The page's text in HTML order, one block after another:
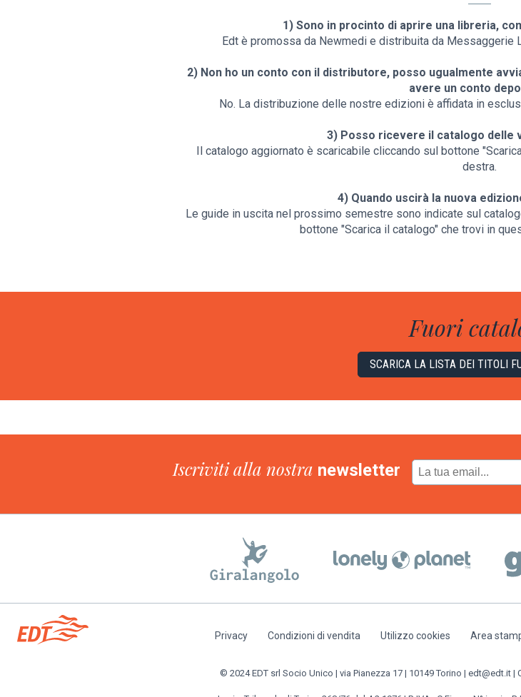
1) Sono in procinto di aprire una libreria,
Edt è promossa da Newmedi e distribuita da
2) Non ho un conto con il distributore, posso ugualmente
avere un conto
No. La distribuzione delle nostre edizioni è affidata in
3) Posso ricevere il catalogo delle
Il catalogo aggiornato è scaricabile cliccando sul bottone
destra.
4) Quando uscirà la nuova
Le guide in uscita nel prossimo semestre sono indicate sul
bottone "Scarica il catalogo" che trovi in
Fuori
SCARICA LA LISTA DEI TITOLI
Iscriviti alla nostra newsletter
Privacy Condizioni di vendita Utilizzo cookies Area
© 2024 EDT srl Socio Unico | via Pianezza 17 | 10149 Torino | edt@edt.it |